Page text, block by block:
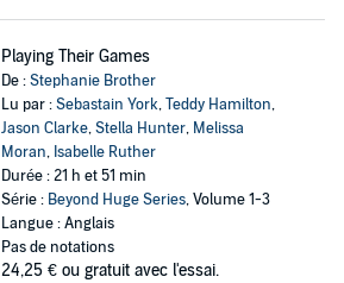
Playing Their Games
De :Stephanie Brother
Lu par :Sebastain York,Teddy Hamilton,
Jason Clarke,Stella Hunter, Melissa
Moran, Isabelle Ruther
Durée : 21 h et 51 min
Série : Beyond Huge Series, Volume 1-3
Langue : Anglais
Pas de notations
24,25 € ou gratuit avec l'essai.